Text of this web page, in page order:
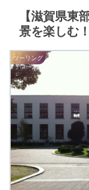
【滋賀県東
景を楽しむ
ツーリング